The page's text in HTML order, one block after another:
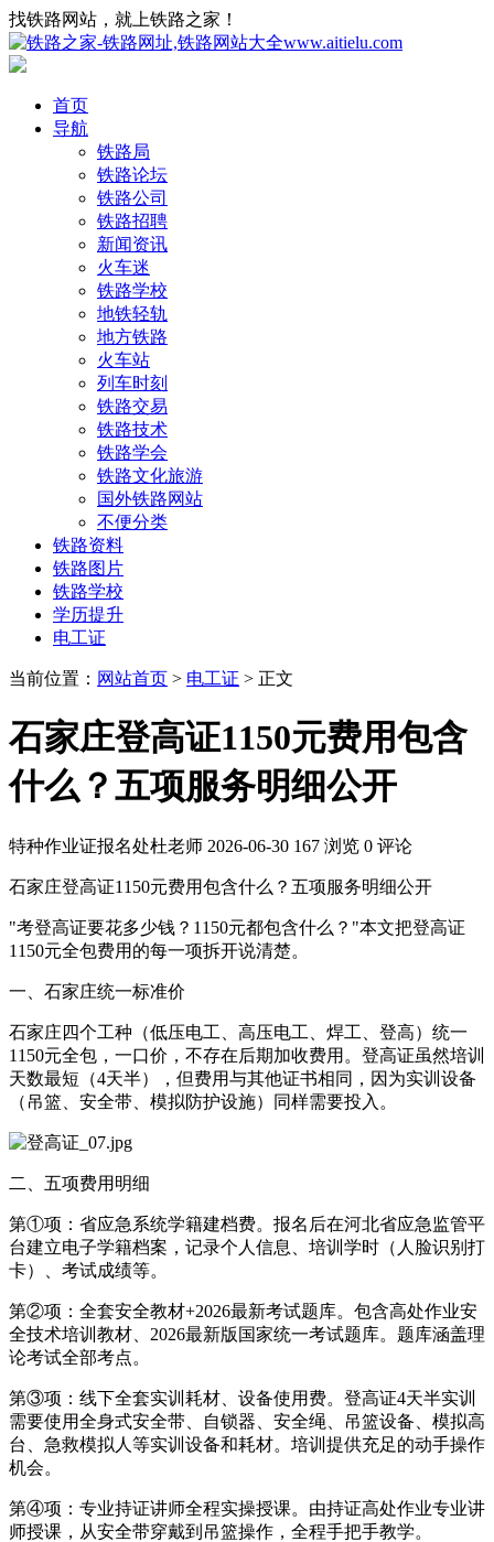
找铁路网站，就上铁路之家！
首页
导航
铁路局
铁路论坛
铁路公司
铁路招聘
新闻资讯
火车迷
铁路学校
地铁轻轨
地方铁路
火车站
列车时刻
铁路交易
铁路技术
铁路学会
铁路文化旅游
国外铁路网站
不便分类
铁路资料
铁路图片
铁路学校
学历提升
电工证
当前位置： 网站首页 > 电工证 > 正文
石家庄登高证1150元费用包含
什么？五项服务明细公开
特种作业证报名处杜老师 2026-06-30 167 浏览 0 评论
石家庄登高证1150元费用包含什么？五项服务明细公开
"考登高证要花多少钱？1150元都包含什么？"本文把登高证
1150元全包费用的每一项拆开说清楚。
一、石家庄统一标准价
石家庄四个工种（低压电工、高压电工、焊工、登高）统一
1150元全包，一口价，不存在后期加收费用。登高证虽然培训
天数最短（4天半），但费用与其他证书相同，因为实训设备
（吊篮、安全带、模拟防护设施）同样需要投入。
二、五项费用明细
第①项：省应急系统学籍建档费。报名后在河北省应急监管平
台建立电子学籍档案，记录个人信息、培训学时（人脸识别打
卡）、考试成绩等。
第②项：全套安全教材+2026最新考试题库。包含高处作业安
全技术培训教材、2026最新版国家统一考试题库。题库涵盖理
论考试全部考点。
第③项：线下全套实训耗材、设备使用费。登高证4天半实训
需要使用全身式安全带、自锁器、安全绳、吊篮设备、模拟高
台、急救模拟人等实训设备和耗材。培训提供充足的动手操作
机会。
第④项：专业持证讲师全程实操授课。由持证高处作业专业讲
师授课，从安全带穿戴到吊篮操作，全程手把手教学。